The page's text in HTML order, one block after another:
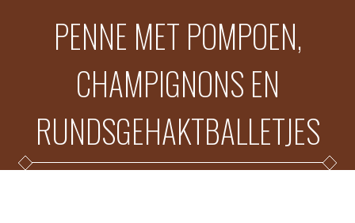
PENNE MET POMPOEN,
CHAMPIGNONS EN
RUNDSGEHAKTBALLETJES